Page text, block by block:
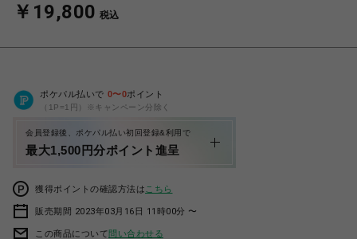
￥19,800 税込
ポケパル払いで 0〜0ポイント
（1P=1円）※キャンペーン分除く
会員登録後、ポケパル払い初回登録&利用で
最大1,500円分ポイント進呈
獲得ポイントの確認方法は こちら
販売期間 2023年03月16日 11時00分 〜
この商品について問い合わせる